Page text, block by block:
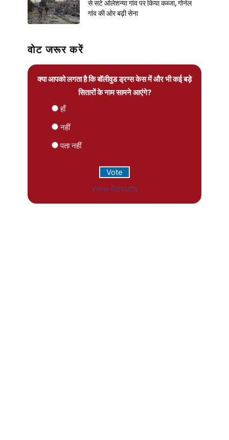
से सटे ओलेशन्या गांव पर किया कब्जा, गोर्नल
गांव की ओर बढ़ी सेना
वोट जरूर करें
क्या आपको लगता है कि बॉलीवुड ड्रग्स केस में और भी कई बड़े
सितारों के नाम सामने आएंगे?
हाँ
नहीं
पता नहीं
View Results